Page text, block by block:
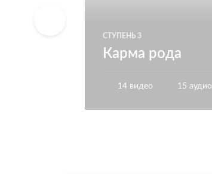
СТУПЕНЬ 3
Карма рода
14 видео 15 аудио